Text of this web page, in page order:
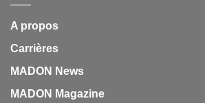
A propos
Carrières
MADON News
MADON Magazine